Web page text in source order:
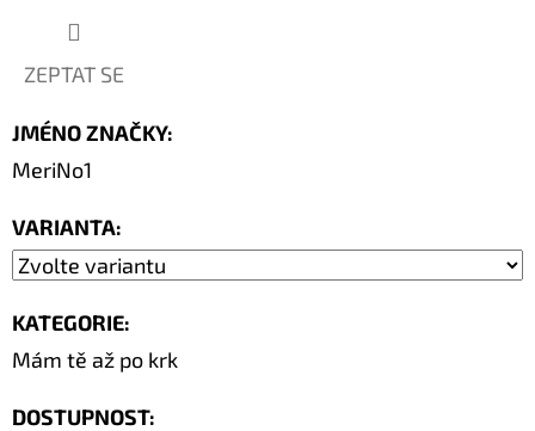
ZEPTAT SE
JMÉNO ZNAČKY:
MeriNo1
VARIANTA:
KATEGORIE:
Mám tě až po krk
DOSTUPNOST: